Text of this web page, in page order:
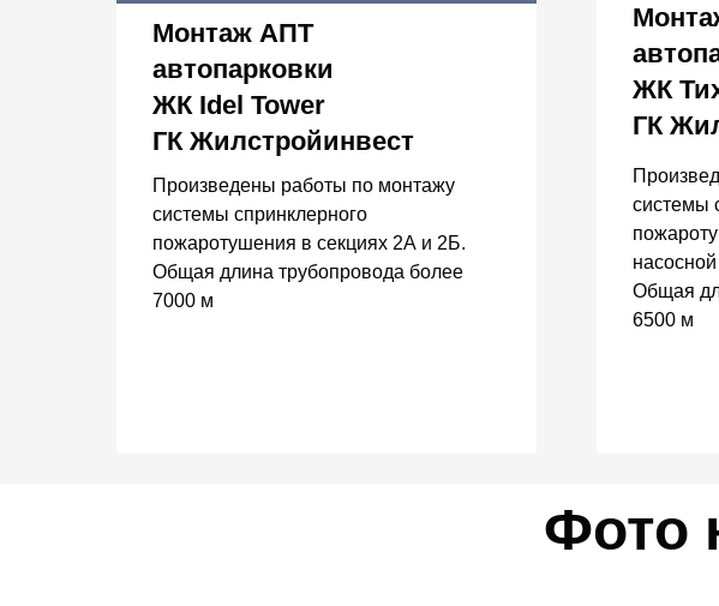
Монтаж АПТ
автопарковки
ЖК Idel Tower
ГК Жилстройинвест
Произведены работы по монтажу
системы спринклерного
пожаротушения в секциях 2А и 2Б.
Общая длина трубопровода более
7000 м
ЖК
ГК
системы
Общая
6500 м
Фото